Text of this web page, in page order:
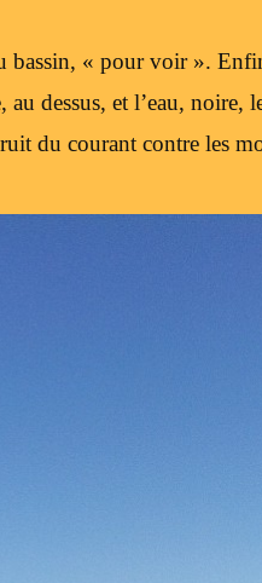
bassin, « pour voir ».
au dessus, et l’eau,
du courant contre les